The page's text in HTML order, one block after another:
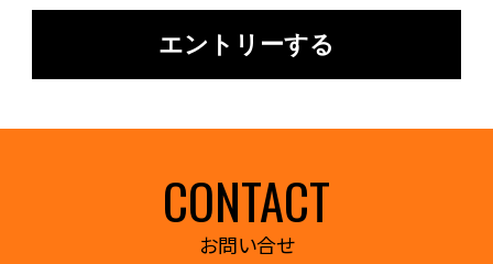
エントリーする
CONTACT
お問い合せ